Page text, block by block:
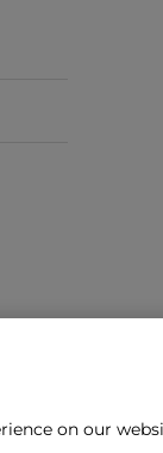
on our